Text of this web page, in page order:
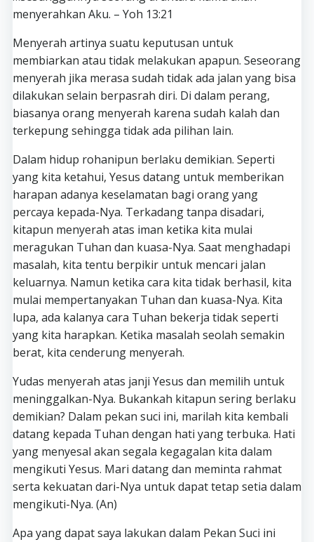
menyerahkan Aku. – Yoh 13:21
Menyerah artinya suatu keputusan untuk
membiarkan atau tidak melakukan apapun. Seseorang
menyerah jika merasa sudah tidak ada jalan yang bisa
dilakukan selain berpasrah diri. Di dalam perang,
biasanya orang menyerah karena sudah kalah dan
terkepung sehingga tidak ada pilihan lain.
Dalam hidup rohanipun berlaku demikian. Seperti
yang kita ketahui, Yesus datang untuk memberikan
harapan adanya keselamatan bagi orang yang
percaya kepada-Nya. Terkadang tanpa disadari,
kitapun menyerah atas iman ketika kita mulai
meragukan Tuhan dan kuasa-Nya. Saat menghadapi
masalah, kita tentu berpikir untuk mencari jalan
keluarnya. Namun ketika cara kita tidak berhasil, kita
mulai mempertanyakan Tuhan dan kuasa-Nya. Kita
lupa, ada kalanya cara Tuhan bekerja tidak seperti
yang kita harapkan. Ketika masalah seolah semakin
berat, kita cenderung menyerah.
Yudas menyerah atas janji Yesus dan memilih untuk
meninggalkan-Nya. Bukankah kitapun sering berlaku
demikian? Dalam pekan suci ini, marilah kita kembali
datang kepada Tuhan dengan hati yang terbuka. Hati
yang menyesal akan segala kegagalan kita dalam
mengikuti Yesus. Mari datang dan meminta rahmat
serta kekuatan dari-Nya untuk dapat tetap setia dalam
mengikuti-Nya. (An)
Apa yang dapat saya lakukan dalam Pekan Suci ini